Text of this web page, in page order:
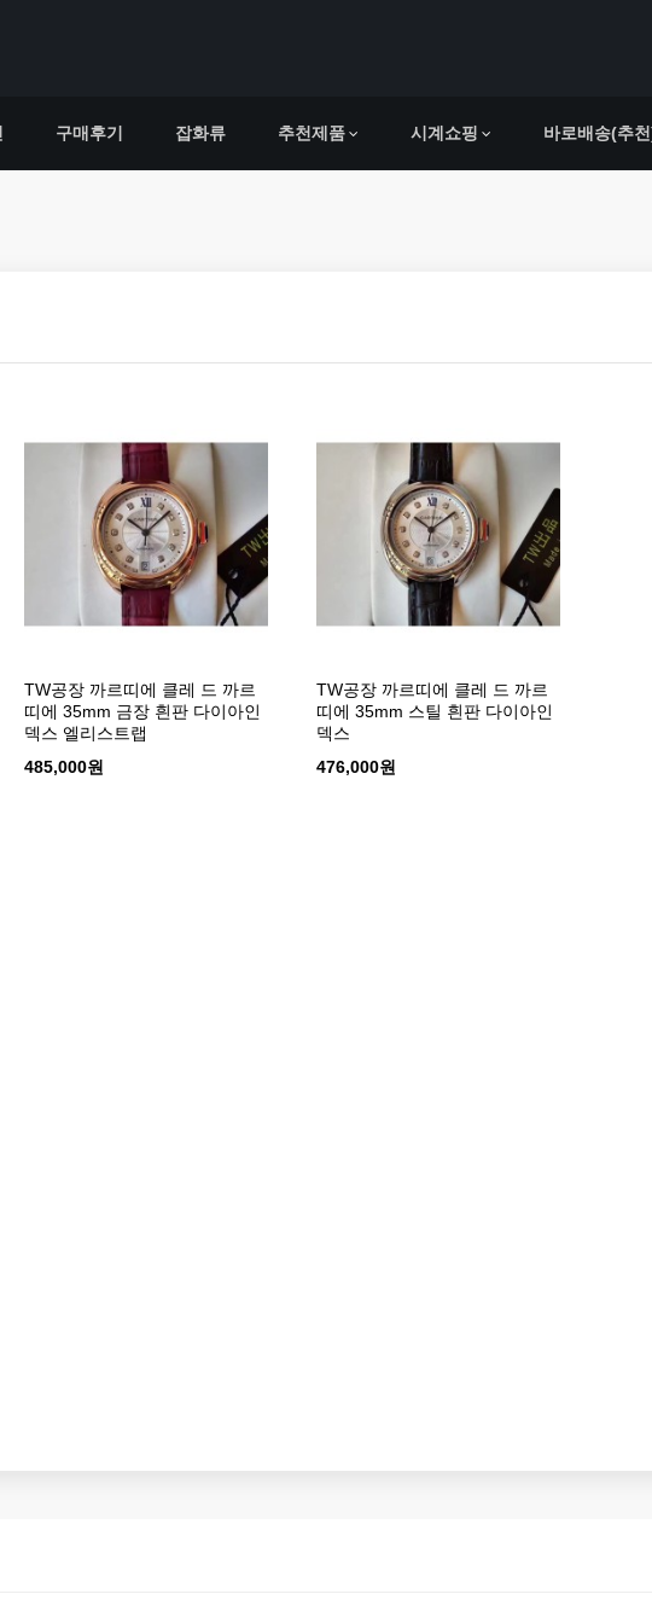
구매후기 잡화류 추천제품 시계쇼핑 바로배송(추
TW공장 까르띠에 클레 드 까르
띠에 35mm 금장 흰판 다이아인
덱스 엘리스트랩
485,000원
TW공장 까르띠에 클레 드 까르
띠에 35mm 스틸 흰판 다이아인
덱스
476,000원